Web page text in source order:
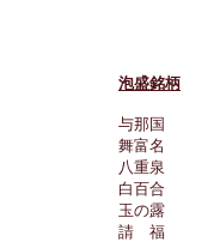
泡盛銘柄
与那国
​舞富名
八重泉
白百合
玉の露
請 福